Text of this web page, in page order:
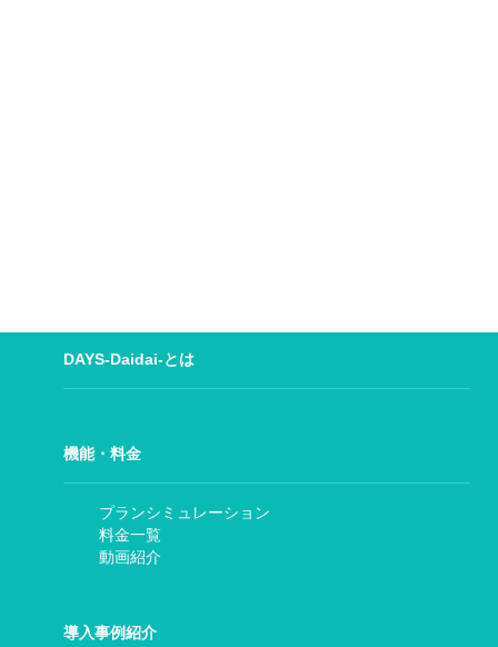
DAYS-Daidai-とは
機能・料金
プランシミュレーション
料金一覧
動画紹介
導入事例紹介